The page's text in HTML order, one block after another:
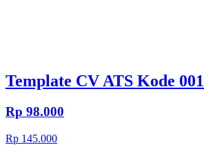
Template CV ATS Kode 001
Rp 98.000
Rp 145.000